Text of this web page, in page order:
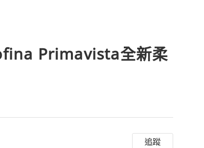
Primavista全新柔
追蹤